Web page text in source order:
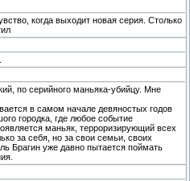
когда выходит новая серия. Столько
по серийного маньяка-убийцу. Мне
в самом начале девяностых годов
городка, где любое событие
маньяк, терроризирующий всех
за себя, но за свои семьи, своих
Брагин уже давно пытается поймать